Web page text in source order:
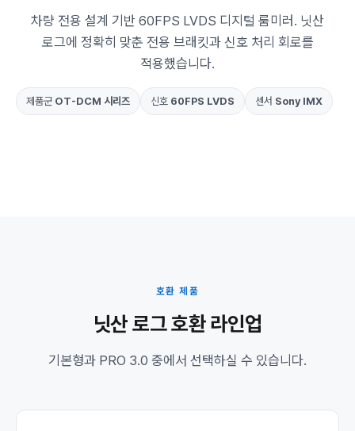
차량 전용 설계 기반 60FPS LVDS 디지털 룸미러. 닛산
로그에 정확히 맞춘 전용 브래킷과 신호 처리 회로를
적용했습니다.
제품군 OT-DCM 시리즈 신호 60FPS LVDS 센서 Sony IMX
호환 제품
닛산 로그 호환 라인업
기본형과 PRO 3.0 중에서 선택하실 수 있습니다.